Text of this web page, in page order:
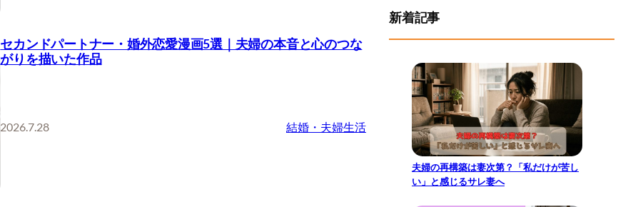
セカンドパートナー・婚外恋愛漫画5選｜夫婦の本音と心のつな
がりを描いた作品
2026.7.28 結婚・夫婦生活
新着記事
夫婦の再構築は妻次第？「私だけが苦し
い」と感じるサレ妻へ